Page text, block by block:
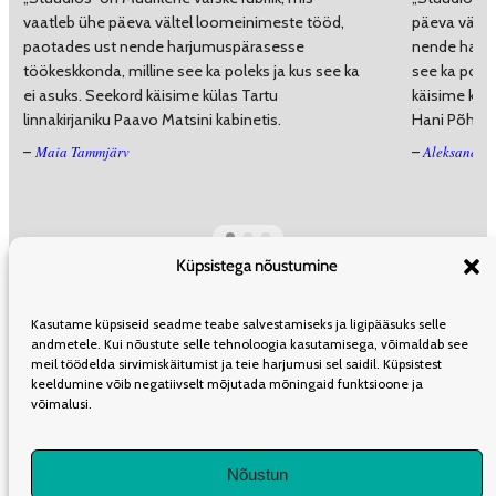
Küpsistega nõustumine
Kasutame küpsiseid seadme teabe salvestamiseks ja ligipääsuks selle
andmetele. Kui nõustute selle tehnoloogia kasutamisega, võimaldab see
meil töödelda sirvimiskäitumist ja teie harjumusi sel saidil. Küpsistest
keeldumine võib negatiivselt mõjutada mõningaid funktsioone ja
võimalusi.
Nõustun
vaatleb ühe päeva vältel loomeinimeste tööd,
paotades ust nende harjumuspärasesse
töökeskkonda, milline see ka poleks ja kus see ka
ei asuks. Seekord käisime külas Tartu
linnakirjaniku Paavo Matsini kabinetis.
– Maia Tammjärv
päeva
nende
see ka
käisime
Hani
– Aleksander
ÜLDINFOTOIMETUSKAASAUTORLUSESTREKLAAMLEVI
TELLIMINEKASUTUSTINGIMUSED
LIITU UUDISKIRJAGA